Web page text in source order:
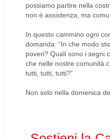
possiamo partire nella
non è assistenza, ma
In questo cammino ogni
domanda: “In che modo
poveri? Quali sono i segni
che nelle nostre comunità
tutti, tutti, tutti?”
Non solo nella domenica